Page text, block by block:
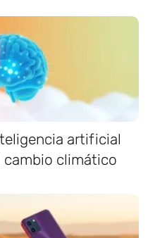
artificial
cambio climático